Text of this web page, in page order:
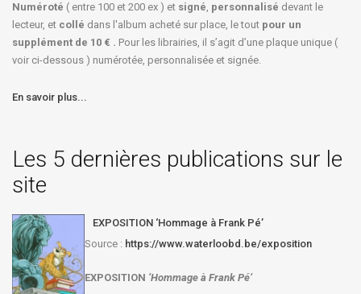
Numéroté ( entre 100 et 200 ex ) et signé, personnalisé devant le
lecteur, et collé dans l'album acheté sur place, le tout pour un
supplément de 10 € . Pour les librairies, il s’agit d’une plaque unique (
voir ci-dessous ) numérotée, personnalisée et signée.
En savoir plus...
Les 5 dernières publications sur le
site
EXPOSITION ‘Hommage à Frank Pé’
Source : https://www.waterloobd.be/exposition
EXPOSITION ‘Hommage à Frank Pé’